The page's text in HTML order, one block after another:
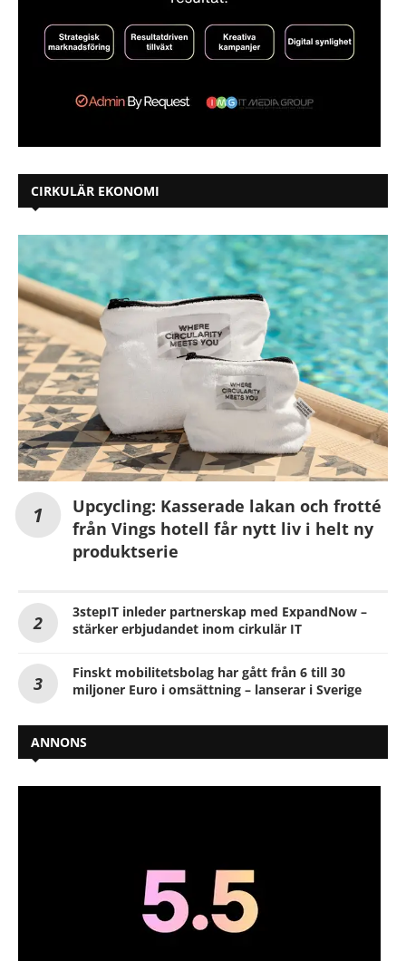
CIRKULÄR EKONOMI
Upcycling: Kasserade lakan och frotté
från Vings hotell får nytt liv i helt ny
produktserie
3stepIT inleder partnerskap med ExpandNow –
stärker erbjudandet inom cirkulär IT
Finskt mobilitetsbolag har gått från 6 till 30
miljoner Euro i omsättning – lanserar i Sverige
ANNONS